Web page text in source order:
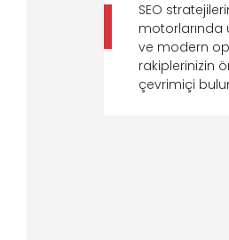
SEO
motorlarında
ve modern
rakiplerinizin
çevrimiçi